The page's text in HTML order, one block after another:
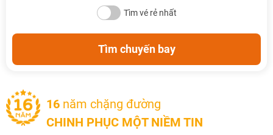
Tìm vé rẻ nhất
Tìm chuyến bay
16 năm chặng đường
CHINH PHỤC MỘT NIỀM TIN